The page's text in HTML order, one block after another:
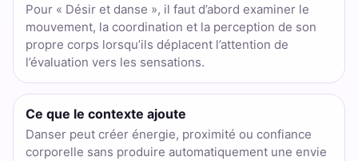
Pour « Désir et danse », il faut d’abord examiner le
mouvement, la coordination et la perception de son
propre corps lorsqu’ils déplacent l’attention de
l’évaluation vers les sensations.
Ce que le contexte ajoute
Danser peut créer énergie, proximité ou confiance
corporelle sans produire automatiquement une envie